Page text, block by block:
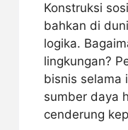
Konstruksi
bahkan di
logika.
lingkungan?
bisnis selama
sumber daya
cenderung